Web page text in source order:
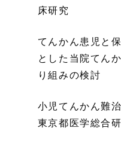
床研究
てんかん患児と
とした当院てん
り組みの検討
小児てんかん難
東京都医学総合